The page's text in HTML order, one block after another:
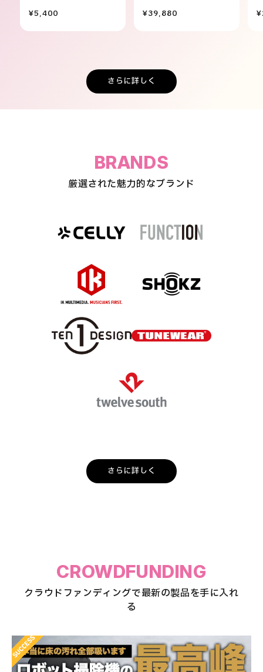
¥5,400 ¥39,880
さらに詳しく
BRANDS
厳選された魅力的なブランド
さらに詳しく
CROWDFUNDING
クラウドファンディングで最新の製品を手に入れ
る